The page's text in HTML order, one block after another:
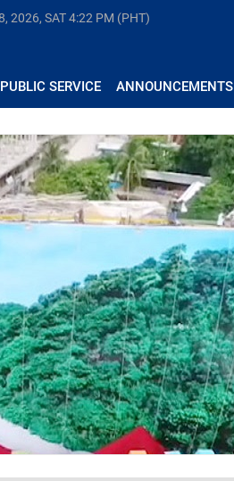
2026, SAT4:22 PM (PHT)
PUBLIC SERVICE ANNOUNCEMENTS